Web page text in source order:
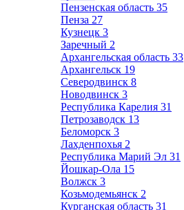
Пензенская область 35
Пенза 27
Кузнецк 3
Заречный 2
Архангельская область 33
Архангельск 19
Северодвинск 8
Новодвинск 3
Республика Карелия 31
Петрозаводск 13
Беломорск 3
Лахденпохья 2
Республика Марий Эл 31
Йошкар-Ола 15
Волжск 3
Козьмодемьянск 2
Курганская область 31